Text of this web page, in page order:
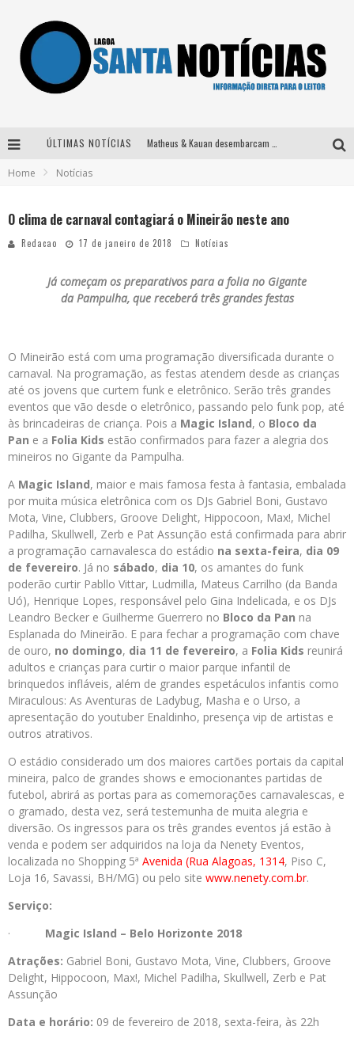
ÚLTIMAS NOTÍCIAS
Home Notícias
O clima de carnaval contagiará o Mineirão neste ano
Redacao 17 de janeiro de 2018 Notícias
Já começam os preparativos para a folia no Gigante
da Pampulha, que receberá três grandes festas
O Mineirão está com uma programação diversificada durante o
carnaval. Na programação, as festas atendem desde as crianças
até os jovens que curtem funk e eletrônico. Serão três grandes
eventos que vão desde o eletrônico, passando pelo funk pop, até
às brincadeiras de criança. Pois a Magic Island, o Bloco da
Pan e a Folia Kids estão confirmados para fazer a alegria dos
mineiros no Gigante da Pampulha.
A Magic Island, maior e mais famosa festa à fantasia, embalada
por muita música eletrônica com os DJs Gabriel Boni, Gustavo
Mota, Vine, Clubbers, Groove Delight, Hippocoon, Max!, Michel
Padilha, Skullwell, Zerb e Pat Assunção está confirmada para abrir
a programação carnavalesca do estádio na sexta-feira, dia 09
de fevereiro. Já no sábado, dia 10, os amantes do funk
poderão curtir Pabllo Vittar, Ludmilla, Mateus Carrilho (da Banda
Uó), Henrique Lopes, responsável pelo Gina Indelicada, e os DJs
Leandro Becker e Guilherme Guerrero no Bloco da Pan na
Esplanada do Mineirão. E para fechar a programação com chave
de ouro, no domingo, dia 11 de fevereiro, a Folia Kids reunirá
adultos e crianças para curtir o maior parque infantil de
brinquedos infláveis, além de grandes espetáculos infantis como
Miraculous: As Aventuras de Ladybug, Masha e o Urso, a
apresentação do youtuber Enaldinho, presença vip de artistas e
outros atrativos.
O estádio considerado um dos maiores cartões portais da capital
mineira, palco de grandes shows e emocionantes partidas de
futebol, abrirá as portas para as comemorações carnavalescas, e
o gramado, desta vez, será testemunha de muita alegria e
diversão. Os ingressos para os três grandes eventos já estão à
venda e podem ser adquiridos na loja da Nenety Eventos,
localizada no Shopping 5ª Avenida (Rua Alagoas, 1314, Piso C,
Loja 16, Savassi, BH/MG) ou pelo site www.nenety.com.br.
Serviço:
· Magic Island – Belo Horizonte 2018
Atrações: Gabriel Boni, Gustavo Mota, Vine, Clubbers, Groove
Delight, Hippocoon, Max!, Michel Padilha, Skullwell, Zerb e Pat
Assunção
Data e horário: 09 de fevereiro de 2018, sexta-feira, às 22h